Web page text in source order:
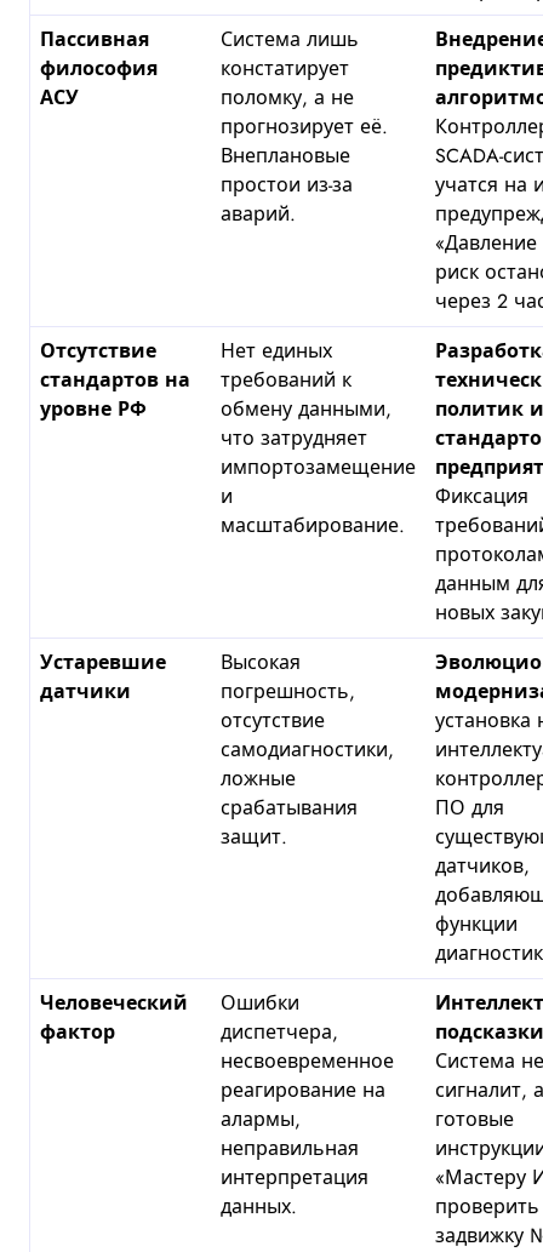
Пассивная
философия
АСУ
Система лишь
констатирует
поломку, а не
прогнозирует её.
Внеплановые
простои из-за
аварий.
SCADA-
учатся на
риск
через 2
Отсутствие
стандартов на
уровне РФ
Нет единых
требований к
обмену данными,
что затрудняет
импортозамещение
и
масштабирование.
политик и
Фиксация
данным
новых
Устаревшие
датчики
Высокая
погрешность,
отсутствие
самодиагностики,
ложные
срабатывания
защит.
установка
ПО для
датчиков,
функции
Человеческий
фактор
Ошибки
диспетчера,
несвоевременное
реагирование на
алармы,
неправильная
интерпретация
данных.
Система
сигналит,
готовые
«Мастеру
проверить
задвижку